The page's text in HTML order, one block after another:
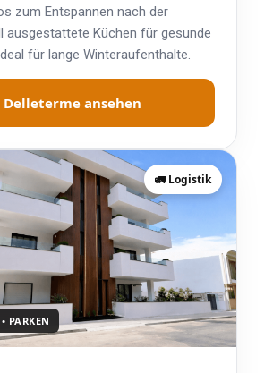
zum Entspannen nach der
ausgestattete Küchen für gesunde
für lange Winteraufenthalte.
Delleterme ansehen
PARKEN
🚛 Logistik